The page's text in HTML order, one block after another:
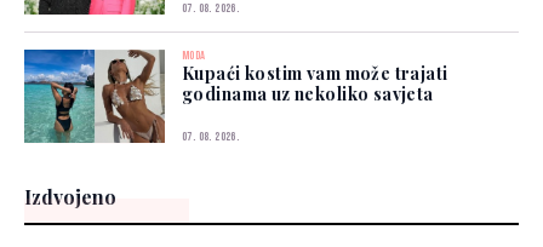
07. 08. 2026.
MODA
Kupaći kostim vam može trajati
godinama uz nekoliko savjeta
07. 08. 2026.
Izdvojeno